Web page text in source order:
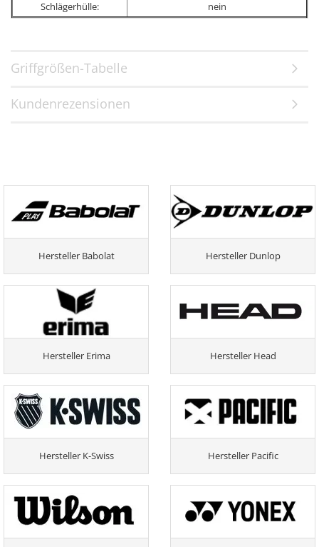
Schlägerhülle: nein
Griffgrößen-Tabelle
Kundenrezensionen
Hersteller Babolat Hersteller Dunlop
Hersteller Erima Hersteller Head
Hersteller K-Swiss Hersteller Pacific